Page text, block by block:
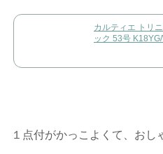
カルティエ トリ
ック 53号
１点付がかっこよくて、おし